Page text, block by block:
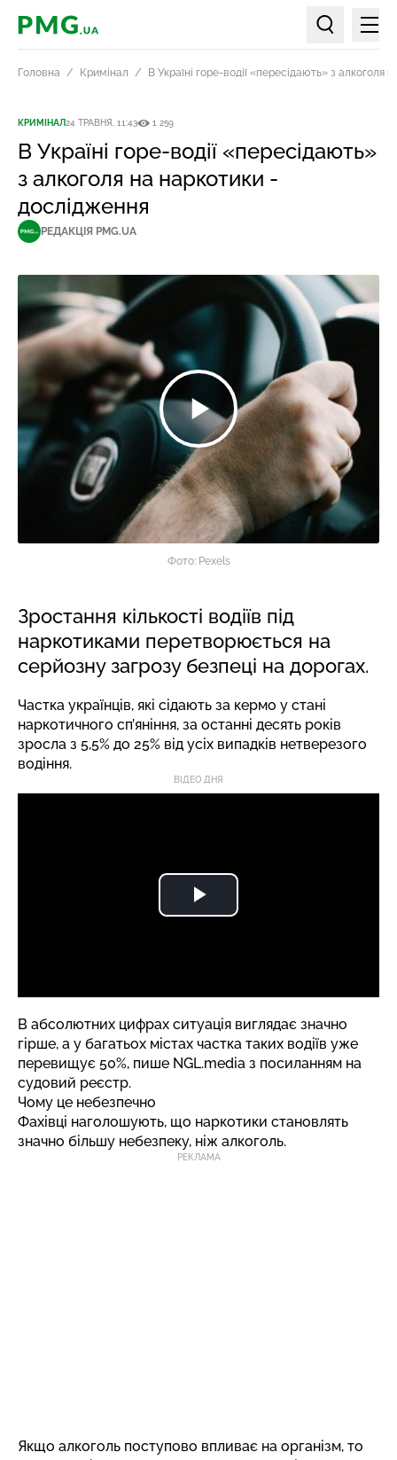
PMG.ua
Пошук по
Головна Кримінал В Україні горе-водії «пересідають» з алкоголя
КРИМІНАЛ24 ТРАВНЯ, 11:43 1 259
В Україні горе-водії «пересідають»
з алкоголя на наркотики -
дослідження
РЕДАКЦІЯ PMG.UA
Фото: Pexels
Зростання кількості водіїв під
наркотиками перетворюється на
серйозну загрозу безпеці на дорогах.
Частка українців, які сідають за кермо у стані
наркотичного сп’яніння, за останні десять років
зросла з 5,5% до 25% від усіх випадків нетверезого
водіння.
ВІДЕО ДНЯ
В абсолютних цифрах ситуація виглядає значно
гірше, а у багатьох містах частка таких водіїв уже
перевищує 50%, пише NGL.media з посиланням на
судовий реєстр.
Чому це небезпечно
Фахівці наголошують, що наркотики становлять
значно більшу небезпеку, ніж алкоголь.
РЕКЛАМА
Якщо алкоголь поступово впливає на організм, то